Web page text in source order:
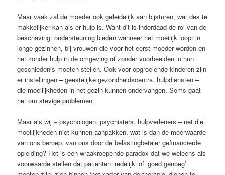
Maar vaak zal de moeder ook geleidelijk aan bijsturen, wat des te
makkelijker kan als er hulp is. Want dit is inderdaad de rol van de
beschaving: ondersteuning bieden wanneer het moeilijk loopt in
jonge gezinnen, bij vrouwen die voor het eerst moeder worden en
het zonder hulp in de omgeving of zonder voorbeelden in hun
geschiedenis moeten stellen. Ook voor opgroeiende kinderen zijn
er instellingen – geestelijke gezondheidscentra, hulpdiensten –
die moeilijkheden in het gezin kunnen ondervangen. Soms gaat
het om stevige problemen.
Maar als wij – psychologen, psychiaters, hulpverleners – net die
moeilijkheden niet kunnen aanpakken, wat is dan de meerwaarde
van ons beroep, van ons door de ­belastingbetaler gefinancierde
opleiding? Het is een wraakroepende paradox dat we weleens als
voorwaarde stellen dat patiënten ‘redelijk’ of ‘goed genoeg’